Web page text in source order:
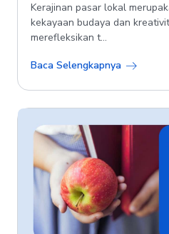
Kerajinan pasar lokal
kekayaan budaya dan
merefleksikan t...
Baca Selengkapnya